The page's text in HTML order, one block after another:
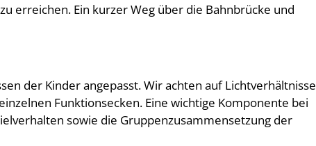
erreichen. Ein kurzer Weg über die Bahnbrücke und
der Kinder angepasst. Wir achten auf Lichtverhältnisse
Funktionsecken. Eine wichtige Komponente bei
sowie die Gruppenzusammensetzung der